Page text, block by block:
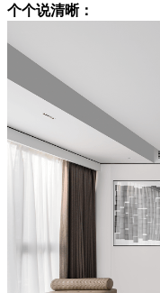
个个说清晰：